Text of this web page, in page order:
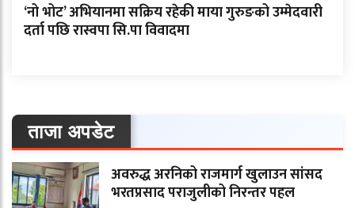
‘नो भोट’ अभियानमा सक्रिय रहेकी माया गुरुङको उम्मेदवारी
दर्ता पछि रास्वपा सि.पा विवादमा
ताजा अपडेट
अवरुद्ध अरनिको राजमार्ग खुलाउन सांसद
भरतप्रसाद पराजुलीको निरन्तर पहल